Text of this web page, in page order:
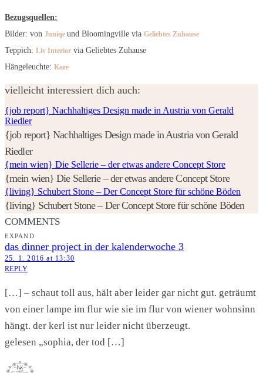
Bezugsquellen:
Bilder: von Juniqe und Bloomingville via Geliebtes Zuhause
Teppich: Liv Interior via Geliebtes Zuhause
Hängeleuchte: Kare
vielleicht interessiert dich auch:
{job report} Nachhaltiges Design made in Austria von Gerald
Riedler
{job report} Nachhaltiges Design made in Austria von Gerald
Riedler
{mein wien} Die Sellerie – der etwas andere Concept Store
{mein wien} Die Sellerie – der etwas andere Concept Store
{living} Schubert Stone – Der Concept Store für schöne Böden
{living} Schubert Stone – Der Concept Store für schöne Böden
COMMENTS
EXPAND
das dinner project in der kalenderwoche 3
25. 1. 2016 at 13:30
REPLY
[…] – schaut toll aus, hält aber leider gar nicht gut. geträumt
von einer lampe im flur wie sie im flur von wiener wohnsinn
hängt. der kerl ist nur leider nicht überzeugt.
gelesen „sophia, der tod […]